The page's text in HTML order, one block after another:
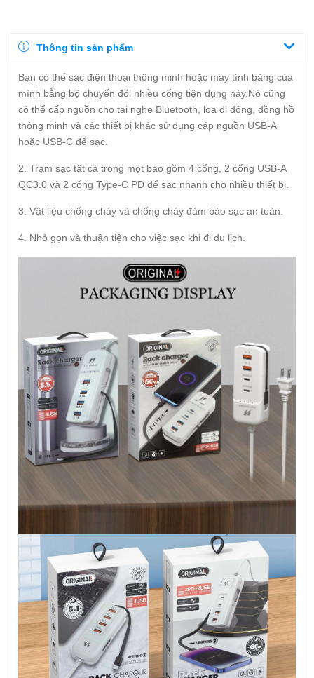
Thông tin sản phẩm
Bạn có thể sạc điện thoại thông minh hoặc máy tính bảng của
mình bằng bộ chuyển đổi nhiều cổng tiện dụng này.Nó cũng
có thể cấp nguồn cho tai nghe Bluetooth, loa di động, đồng hồ
thông minh và các thiết bị khác sử dụng cáp nguồn USB-A
hoặc USB-C để sạc.
2. Trạm sạc tất cả trong một bao gồm 4 cổng, 2 cổng USB-A
QC3.0 và 2 cổng Type-C PD để sạc nhanh cho nhiều thiết bị.
3. Vật liệu chống cháy và chống cháy đảm bảo sạc an toàn.
4. Nhỏ gọn và thuận tiện cho việc sạc khi đi du lịch.